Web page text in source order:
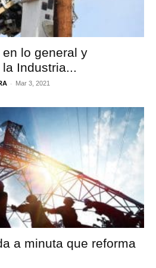
lo general y
Industria...
- Mar 3, 2021
a minuta que reforma